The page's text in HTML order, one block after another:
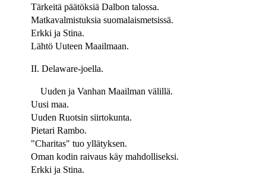
Tärkeitä päätöksiä Dalbon talossa.
Matkavalmistuksia suomalaismetsissä.
Erkki ja Stina.
Lähtö Uuteen Maailmaan.
II. Delaware-joella.
Uuden ja Vanhan Maailman välillä.
Uusi maa.
Uuden Ruotsin siirtokunta.
Pietari Rambo.
"Charitas" tuo yllätyksen.
Oman kodin raivaus käy mahdolliseksi.
Erkki ja Stina.